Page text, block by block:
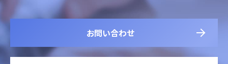
お問い合わせ